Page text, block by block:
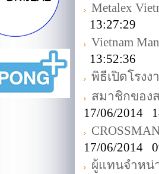
Metalex
13:27:29
Vietnam
13:52:36
พิธีเปิดโรง
สมาชิกของ
17/06/2014
17/06/2014
ผู้แทนจำหน่